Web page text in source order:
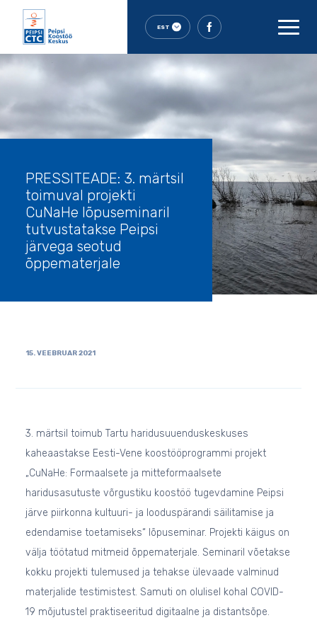
EST
PRESSITEADE: 3. märtsil
toimuval projekti
CuNaHe lõpuseminaril
tutvustatakse Peipsi
järvega seotud
õppematerjale
15. VEEBRUAR 2021
3. märtsil toimub Tartu haridusuuenduskeskuses
kaheaastakse Eesti-Vene koostööprogrammi projekt
„CuNaHe: Formaalsete ja mitteformaalsete
haridusasutuste võrgustiku koostöö tugevdamine Peipsi
järve piirkonna kultuuri- ja looduspärandi säilitamise ja
edendamise toetamiseks“ lõpuseminar. Projekti käigus on
välja töötatud mitmeid õppematerjale. Seminaril võetakse
kokku projekti tulemused ja tehakse ülevaade valminud
materjalide testimistest. Samuti on olulisel kohal COVID-
19 mõjutustel praktiseeritud digitaalne ja distantsõpe.